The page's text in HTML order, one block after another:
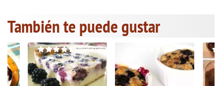
También te puede gustar